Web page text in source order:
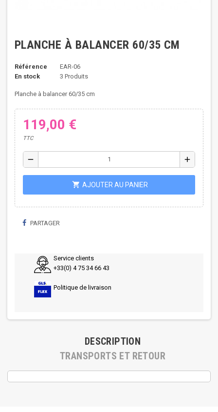
PLANCHE À BALANCER 60/35 CM
Référence
EAR-06
En stock
3 Produits
Planche à balancer 60/35 cm
119,00 €
TTC
remove add
shopping_cart AJOUTER AU PANIER
PARTAGER
Service clients
+33(0) 4 75 34 66 43
Politique de livraison
DESCRIPTION
TRANSPORTS ET RETOUR